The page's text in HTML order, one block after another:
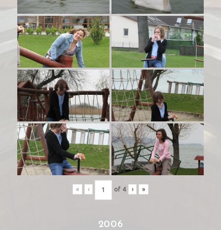
« ‹ of 4 › »
2006